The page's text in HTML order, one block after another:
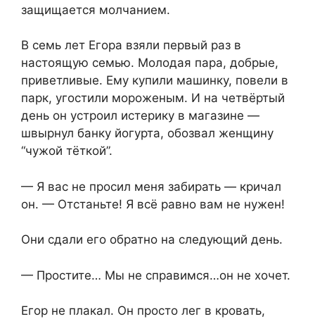
защищается молчанием.
В семь лет Егора взяли первый раз в
настоящую семью. Молодая пара, добрые,
приветливые. Ему купили машинку, повели в
парк, угостили мороженым. И на четвёртый
день он устроил истерику в магазине —
швырнул банку йогурта, обозвал женщину
“чужой тёткой”.
— Я вас не просил меня забирать — кричал
он. — Отстаньте! Я всё равно вам не нужен!
Они сдали его обратно на следующий день.
— Простите… Мы не справимся…он не хочет.
Егор не плакал. Он просто лег в кровать,